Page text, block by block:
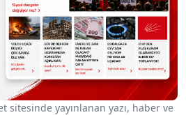
sitesinde yayınlanan yazı, haber ve